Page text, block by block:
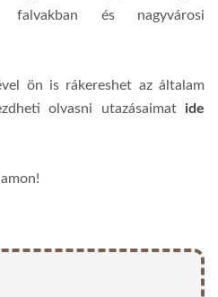
és nagyvárosi
ön is rákereshet az általam
olvasni utazásaimat ide